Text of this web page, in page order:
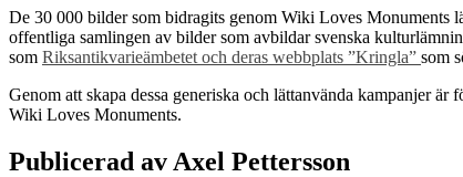
De 30 000 bilder som bidragits genom Wiki Loves Monuments
offentliga samlingen av bilder som avbildar svenska
som Riksantikvarieämbetet och deras webbplats ”Kringla” som
Genom att skapa dessa generiska och lättanvända kampanjer
Wiki Loves Monuments.
Publicerad av Axel Pettersson